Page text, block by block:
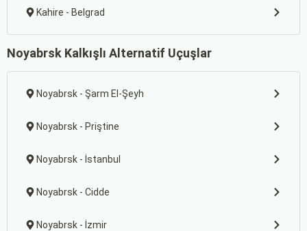
Kahire - Belgrad
Noyabrsk Kalkışlı Alternatif Uçuşlar
Noyabrsk - Şarm El-Şeyh
Noyabrsk - Priştine
Noyabrsk - İstanbul
Noyabrsk - Cidde
Noyabrsk - İzmir